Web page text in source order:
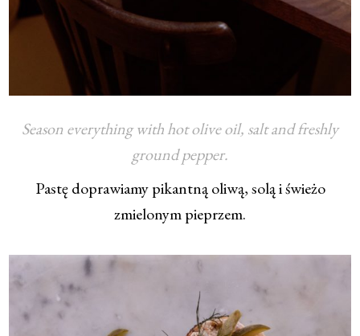
Season everything with hot olive oil, salt and freshly
ground pepper.
Pastę doprawiamy pikantną oliwą, solą i świeżo
zmielonym pieprzem.